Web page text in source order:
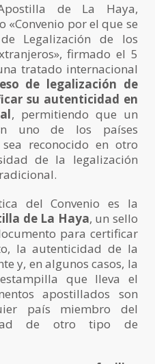
de La Haya,
por el que se
Legalización de los
firmado el 5
tratado internacional
de legalización de
su autenticidad en
, permitiendo que un
uno de los países
reconocido en otro
de la legalización
del Convenio es la
de La Haya, un sello
para certificar
la autenticidad de la
y, en algunos casos, la
que lleva el
apostillados son
país miembro del
de otro tipo de